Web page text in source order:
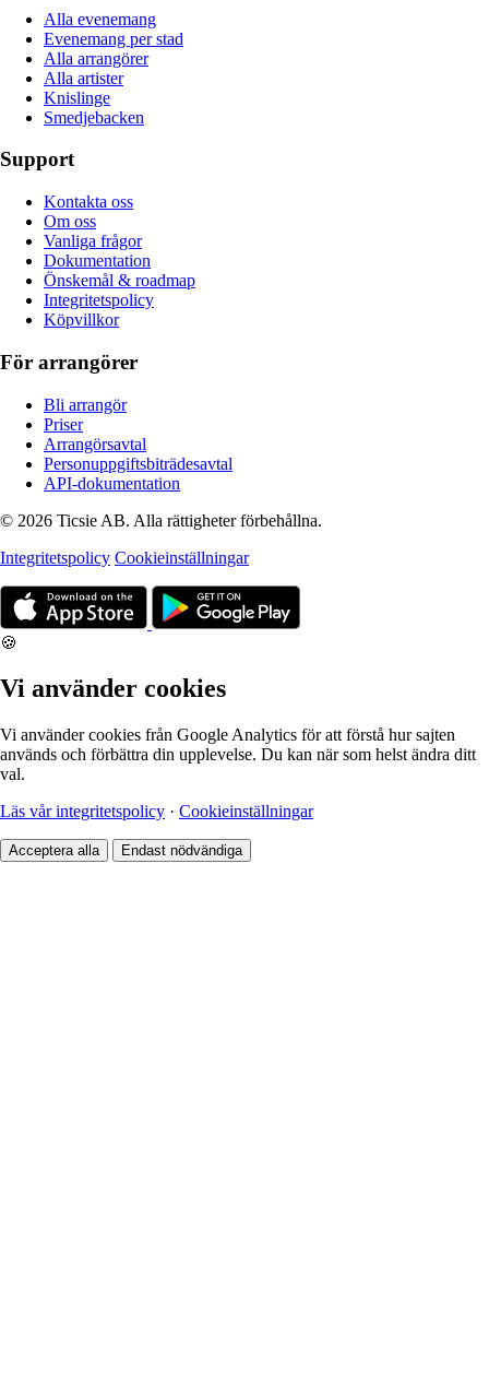
Alla evenemang
Evenemang per stad
Alla arrangörer
Alla artister
Knislinge
Smedjebacken
Support
Kontakta oss
Om oss
Vanliga frågor
Dokumentation
Önskemål & roadmap
Integritetspolicy
Köpvillkor
För arrangörer
Bli arrangör
Priser
Arrangörsavtal
Personuppgiftsbiträdesavtal
API-dokumentation
© 2026 Ticsie AB. Alla rättigheter förbehållna.
Integritetspolicy Cookieinställningar
🍪
Vi använder cookies
Vi använder cookies från Google Analytics för att förstå hur sajten
används och förbättra din upplevelse. Du kan när som helst ändra ditt
val.
Läs vår integritetspolicy · Cookieinställningar
Acceptera alla Endast nödvändiga